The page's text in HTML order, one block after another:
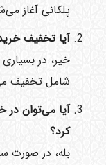
پلکانی آغاز
آیا تخفیف
خیر، در بسیاری
شامل تخفیف
آیا می‌توان در
کرد؟
بله، در صورت